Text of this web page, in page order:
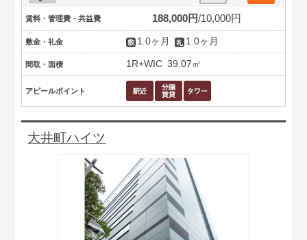
賃料・管理費・共益費 188,000円 10,000円
敷金・礼金 1.0ヶ月 1.0ヶ月
間取・面積 1R+WIC 39.07㎡
アピールポイント
大井町ハイツ